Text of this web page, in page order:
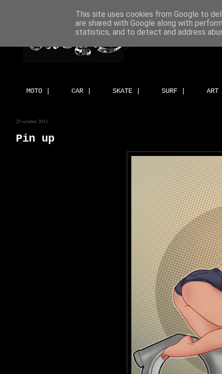
MOTO | CAR | SKATE | SURF |
25 octubre 2012
Pin up
This site uses cookies from Google to
are shared with Google along with
statistics, and to detect and address